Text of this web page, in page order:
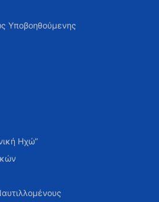
Υποβοηθούμενης
Ηχώ”